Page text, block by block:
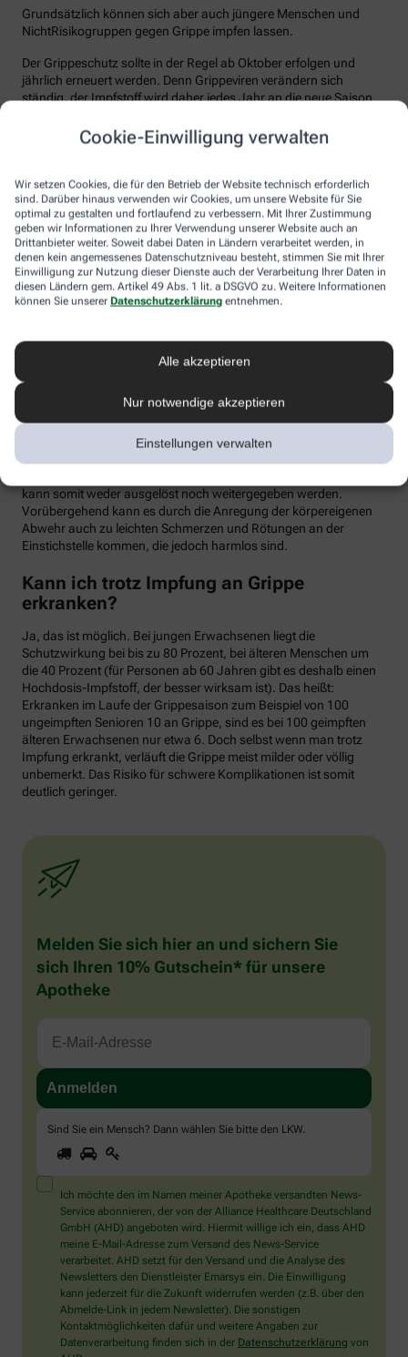
Cookie-Einwilligung verwalten
Wir setzen Cookies, die für den Betrieb der Website technisch erforderlich
sind. Darüber hinaus verwenden wir Cookies, um unsere Website für Sie
optimal zu gestalten und fortlaufend zu verbessern. Mit Ihrer Zustimmung
geben wir Informationen zu Ihrer Verwendung unserer Website auch an
Drittanbieter weiter. Soweit dabei Daten in Ländern verarbeitet werden, in
denen kein angemessenes Datenschutzniveau besteht, stimmen Sie mit Ihrer
Einwilligung zur Nutzung dieser Dienste auch der Verarbeitung Ihrer Daten in
diesen Ländern gem. Artikel 49 Abs. 1 lit. a DSGVO zu. Weitere Informationen
können Sie unserer Datenschutzerklärung entnehmen.
Alle akzeptieren
Nur notwendige akzeptieren
Einstellungen verwalten
Grundsätzlich können sich aber auch jüngere Menschen und
NichtRisikogruppen gegen Grippe impfen lassen.
Der Grippeschutz sollte in der Regel ab Oktober erfolgen und
jährlich erneuert werden. Denn Grippeviren verändern sich
ständig, der Impfstoff wird daher jedes Jahr an die neue Saison
der Körper einen ausreichenden Schutz vor einer Ansteckung
aufgebaut hat. Auch eine spätere Impfung zu Beginn des Jahres
Wie sicher ist der Impfstoff?
Jeder Grippeimpfstoff, der in Deutschland verwendet wird, muss
ein streng reguliertes Zulassungsverfahren durchlaufen. Hierbei
muss die Qualität, Wirksamkeit und Verträglichkeit in
wissenschaftlichen Studien nachgewiesen werden. Die Freigabe
erfolgt nach weiteren Prüfungen schließlich durch das Paul-
der Freigabe stetig weiter beobachtet.
Die Grippeimpfung ist in aller Regel gut verträglich. In den ersten
Frösteln oder Kopf- und Gliederschmerzen auftreten, die aber
meist binnen weniger Tage wieder abklingen. Mit einer Grippe
haben die Symptome allerdings nichts zu tun. Denn üblicherweise
kann somit weder ausgelöst noch weitergegeben werden.
Vorübergehend kann es durch die Anregung der körpereigenen
Abwehr auch zu leichten Schmerzen und Rötungen an der
Einstichstelle kommen, die jedoch harmlos sind.
Kann ich trotz Impfung an Grippe
erkranken?
Ja, das ist möglich. Bei jungen Erwachsenen liegt die
Schutzwirkung bei bis zu 80 Prozent, bei älteren Menschen um
die 40 Prozent (für Personen ab 60 Jahren gibt es deshalb einen
Hochdosis-Impfstoff, der besser wirksam ist). Das heißt:
Erkranken im Laufe der Grippesaison zum Beispiel von 100
ungeimpften Senioren 10 an Grippe, sind es bei 100 geimpften
älteren Erwachsenen nur etwa 6. Doch selbst wenn man trotz
Impfung erkrankt, verläuft die Grippe meist milder oder völlig
unbemerkt. Das Risiko für schwere Komplikationen ist somit
deutlich geringer.
Melden Sie sich hier an und sichern Sie
sich Ihren 10% Gutschein* für unsere
Apotheke
Sind Sie ein Mensch? Dann wählen Sie bitte den LKW.
Sind
Sie
ein
Mensch?
Dann
wählen
Sie
bitte
den
LKW.
1 2
Ich möchte den im Namen meiner Apotheke versandten News-
Service abonnieren, der von der Alliance Healthcare Deutschland
GmbH (AHD) angeboten wird. Hiermit willige ich ein, dass AHD
meine E-Mail-Adresse zum Versand des News-Service
verarbeitet. AHD setzt für den Versand und die Analyse des
Newsletters den Dienstleister Emarsys ein. Die Einwilligung
kann jederzeit für die Zukunft widerrufen werden (z.B. über den
Abmelde-Link in jedem Newsletter). Die sonstigen
Kontaktmöglichkeiten dafür und weitere Angaben zur
Datenverarbeitung finden sich in der Datenschutzerklärung von